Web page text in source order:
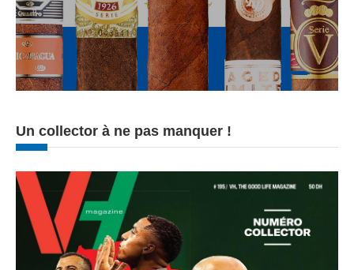
Un collector à ne pas manquer !